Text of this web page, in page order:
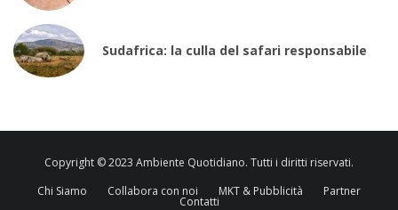
Sudafrica: la culla del safari responsabile
Copyright © 2023 Ambiente Quotidiano. Tutti i diritti riservati.
Chi Siamo
Collabora con noi MKT & Pubblicità Partner
Contatti